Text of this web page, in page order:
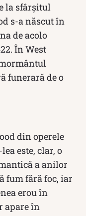
la sfârșitul
s-a născut în
de acolo
În West
funerară de o
din operele
este, clar, o
a anilor
fum fără foc, iar
erou în
apare în